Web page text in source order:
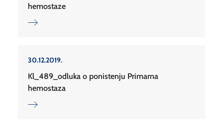
hemostaze
30.12.2019.
Kl_489_odluka o ponistenju Primarna
hemostaza